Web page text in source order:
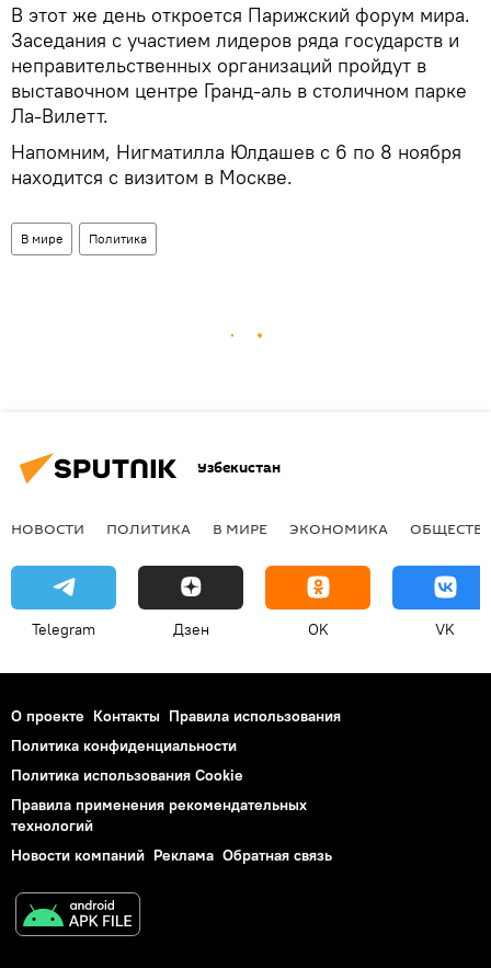
В этот же день откроется Парижский форум мира.
Заседания с участием лидеров ряда государств и
неправительственных организаций пройдут в
выставочном центре Гранд-аль в столичном парке
Ла-Вилетт.
Напомним, Нигматилла Юлдашев с 6 по 8 ноября
находится с визитом в Москве.
В мире Политика
Узбекистан
НОВОСТИ ПОЛИТИКА В МИРЕ ЭКОНОМИКА
Telegram Дзен OK VK
О проекте Контакты Правила использования
Политика конфиденциальности
Политика использования Cookie
Правила применения рекомендательных
технологий
Новости компаний Реклама Обратная связь